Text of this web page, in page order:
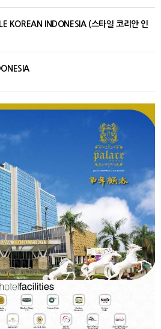
KOREAN INDONESIA (스타일 코리안 인